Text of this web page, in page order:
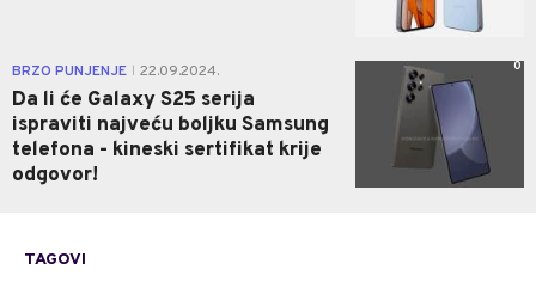
BRZO PUNJENJE 22.09.2024.
Da li će Galaxy S25 serija
ispraviti najveću boljku Samsung
telefona - kineski sertifikat krije
odgovor!
0
TAGOVI